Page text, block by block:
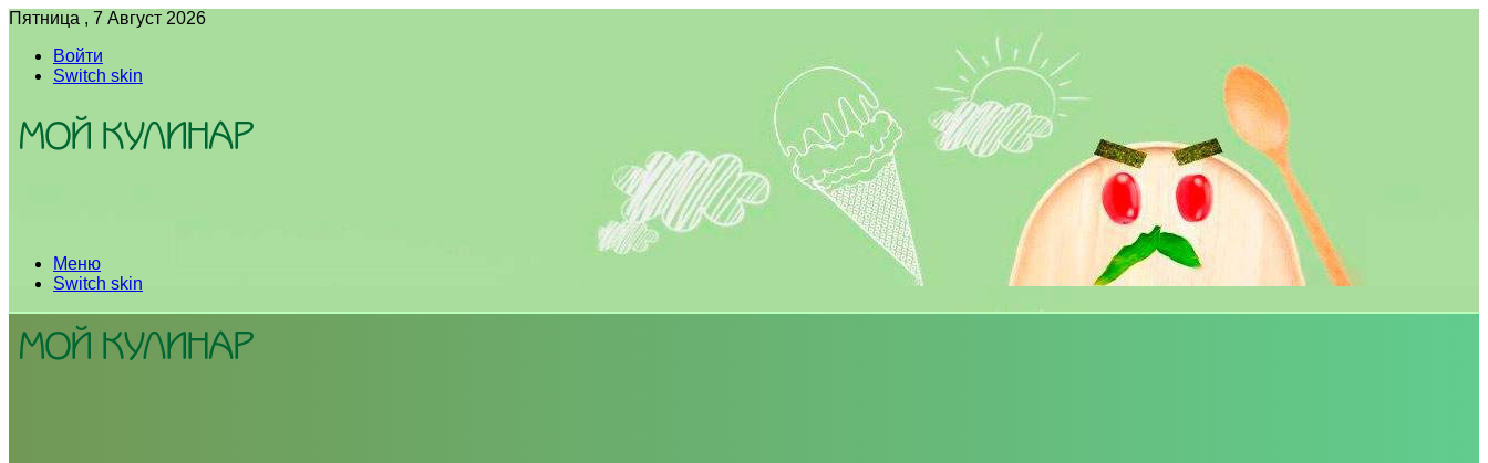
Пятница , 7 Август 2026
Войти
Switch skin
Меню
Switch skin